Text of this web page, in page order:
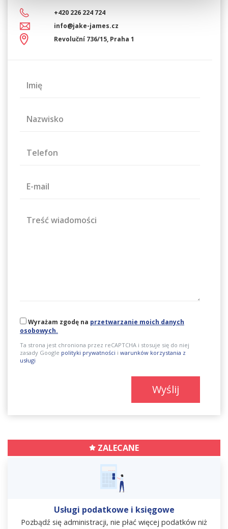
+420 226 224 724
info@jake-james.cz
Revoluční 736/15, Praha 1
Imię
Nazwisko
Telefon
E-mail
Treść wiadomości
Wyrażam zgodę na przetwarzanie moich danych
osobowych.
Ta strona jest chroniona przez reCAPTCHA i stosuje się do niej
zasady Google polityki prywatności i warunków korzystania z
usługi
Wyślij
ZALECANE
Usługi podatkowe i księgowe
Pozbądź się administracji, nie płać więcej podatków niż